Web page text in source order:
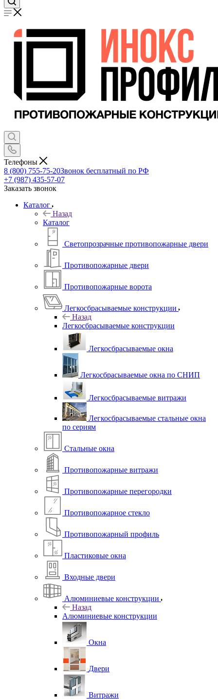
Телефоны
8 (800) 755-75-20Звонок бесплатный по РФ
+7 (987) 435-57-07
Заказать звонок
Каталог
Назад
Каталог
Светопрозрачные противопожарные двери
Противопожарные двери
Противопожарные ворота
Легкосбрасываемые конструкции
Назад
Легкосбрасываемые конструкции
Легкосбрасываемые окна
Легкосбрасываемые окна по СНИП
Легкосбрасываемые витражи
Легкосбрасываемые стальные окна
по сериям
Стальные окна
Противопожарные витражи
Противопожарные перегородки
Противопожарное стекло
Противопожарный профиль
Пластиковые окна
Входные двери
Алюминиевые конструкции
Назад
Алюминиевые конструкции
Окна
Двери
Витражи